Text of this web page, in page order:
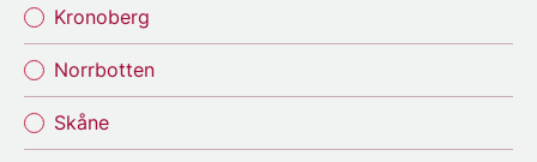
Kronoberg
Norrbotten
Skåne